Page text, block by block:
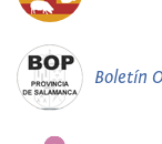
Boletín